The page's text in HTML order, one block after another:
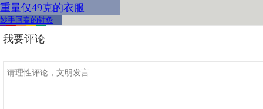
重量仅49克的衣服
妙手回春的针灸